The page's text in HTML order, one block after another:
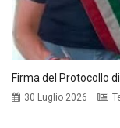
Firma del Protocollo
30 Luglio 2026